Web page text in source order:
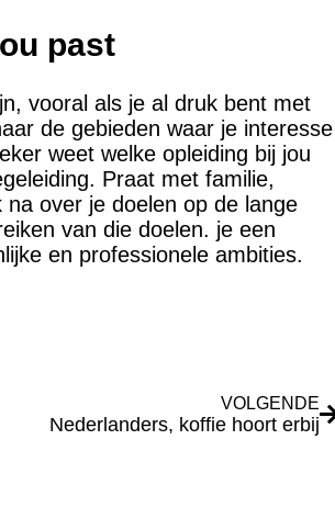
past
vooral als je al druk bent met
de gebieden waar je interesse
weet welke opleiding bij jou
Praat met familie,
over je doelen op de lange
van die doelen. je een
en professionele ambities.
VOLGENDE
Nederlanders, koffie hoort erbij